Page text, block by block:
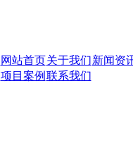
网站首页关于我们新闻资
项目案例 联系我们